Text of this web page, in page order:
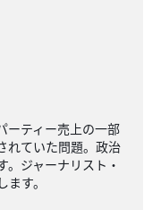
ーティー売上の一部
れていた問題。政治
ジャーナリスト・
す。